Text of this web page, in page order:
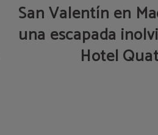
San Valentín en
una escapada
Hotel